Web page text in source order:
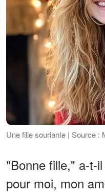
Une fille souriante | Source :
"Bonne fille," a-t-
pour moi, mon